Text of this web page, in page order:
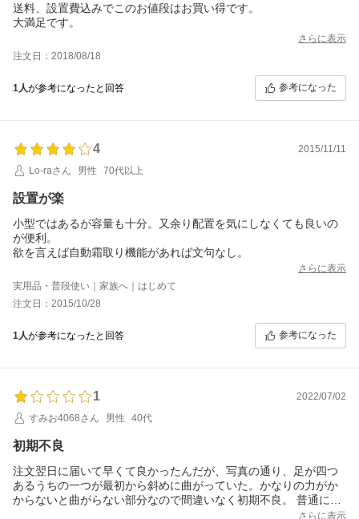
送料、設置費込みでこのお値段はお買い得です。
大満足です。
さらに表示
注文日：2018/08/18
1人が参考になったと回答 参考になった
4
2015/11/11
Lo-raさん
男性 70代以上
設置が楽
小型ではあるが容量も十分。又余り配置を気にしなくても良いの
が便利。
欲を言えば自動霜取り機能があれば文句なし。
さらに表示
実用品・普段使い｜家族へ｜はじめて
注文日：2015/10/28
1人が参考になったと回答 参考になった
1
2022/07/02
すみお4068さん
男性 40代
初期不良
注文翌日に届いて早くて良かったんだが、写真の通り、足が四つ
あるうちの一つが最初から斜めに曲がっていた。かなりの力がか
からないと曲がらない部分なので間違いなく初期不良。 普通に冷
えたし、交換してもらうにも段ボールまた入れて段取りするのも
さらに表示